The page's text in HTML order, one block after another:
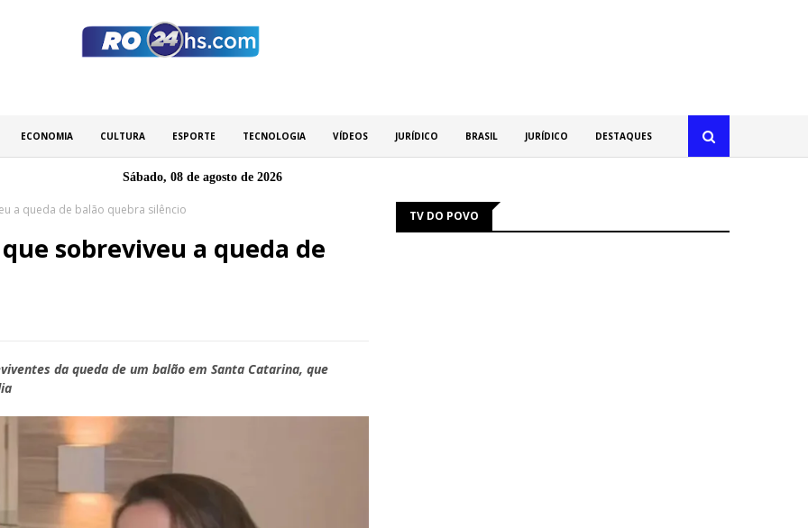
ECONOMIA CULTURA ESPORTE TECNOLOGIA VÍDEOS JURÍDICO BRASIL JURÍDICO DESTAQUES
Sábado, 08 de agosto de 2026
a queda de balão quebra silêncio
sobreviveu a queda de
da queda de um balão em Santa Catarina, que
TV DO POVO